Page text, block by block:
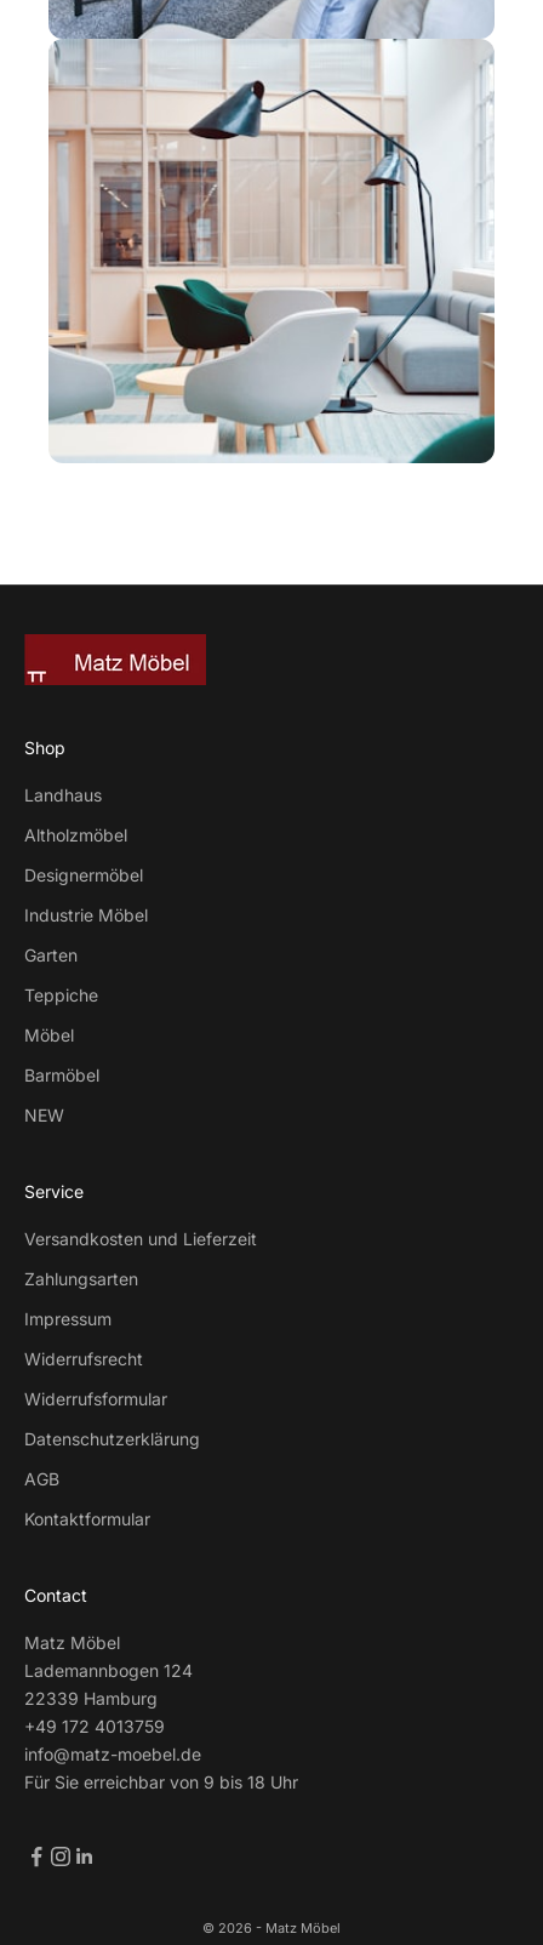
Shop
Landhaus
Altholzmöbel
Designermöbel
Industrie Möbel
Garten
Teppiche
Möbel
Barmöbel
NEW
Service
Versandkosten und Lieferzeit
Zahlungsarten
Impressum
Widerrufsrecht
Widerrufsformular
Datenschutzerklärung
AGB
Kontaktformular
Contact
Matz Möbel
Lademannbogen 124
22339 Hamburg
+49 172 4013759
info@matz-moebel.de
Für Sie erreichbar von 9 bis 18 Uhr
© 2026 - Matz Möbel